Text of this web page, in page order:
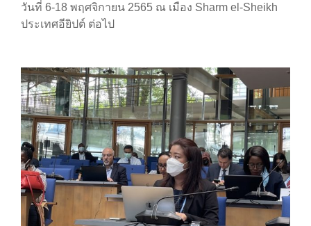
วันที่ 6-18 พฤศจิกายน 2565 ณ เมือง Sharm el-Sheikh
ประเทศอียิปต์ ต่อไป